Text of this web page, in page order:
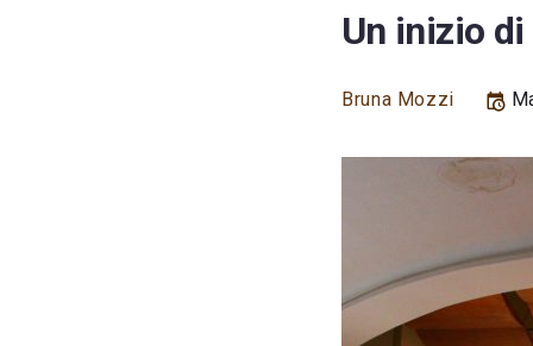
Un inizio
Bruna Mozzi